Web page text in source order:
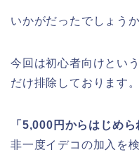
いかがだったでしょうか
今回は初心者向けとい
だけ排除しております。
「5,000円からはじめ
非一度イデコの加入を